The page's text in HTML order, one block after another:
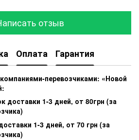
отзыв
Оплата Гарантия
перевозчиками: «Новой
доставки 1-3 дней, от 80грн (за
1-3 дней, от 70 грн (за